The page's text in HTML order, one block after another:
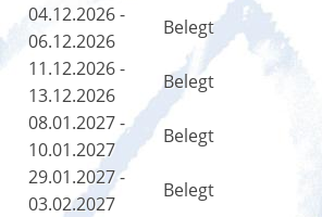
04.12.2026 -
06.12.2026
Belegt
11.12.2026 -
13.12.2026
Belegt
08.01.2027 -
10.01.2027
Belegt
29.01.2027 -
03.02.2027
Belegt